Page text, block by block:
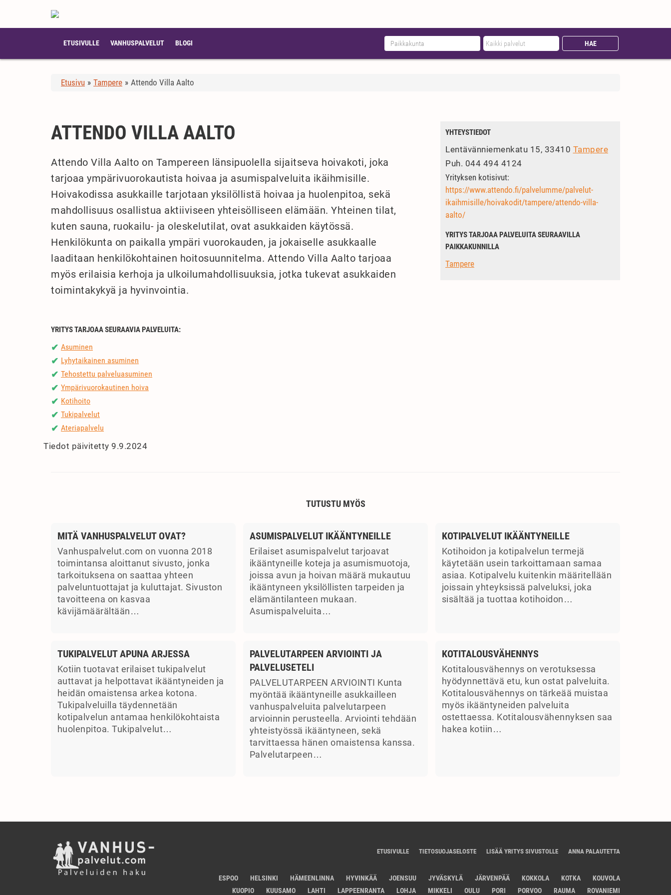
ETUSIVULLE VANHUSPALVELUT BLOGI
Etusivu » Tampere » Attendo Villa Aalto
ATTENDO VILLA AALTO
Attendo Villa Aalto on Tampereen länsipuolella sijaitseva hoivakoti, joka
tarjoaa ympärivuorokautista hoivaa ja asumispalveluita ikäihmisille.
Hoivakodissa asukkaille tarjotaan yksilöllistä hoivaa ja huolenpitoa, sekä
mahdollisuus osallistua aktiiviseen yhteisölliseen elämään. Yhteinen tilat,
kuten sauna, ruokailu- ja oleskelutilat, ovat asukkaiden käytössä.
Henkilökunta on paikalla ympäri vuorokauden, ja jokaiselle asukkaalle
laaditaan henkilökohtainen hoitosuunnitelma. Attendo Villa Aalto tarjoaa
myös erilaisia kerhoja ja ulkoilumahdollisuuksia, jotka tukevat asukkaiden
toimintakykyä ja hyvinvointia.
YRITYS TARJOAA SEURAAVIA PALVELUITA:
✔ Asuminen
✔ Lyhytaikainen asuminen
✔ Tehostettu palveluasuminen
✔ Ympärivuorokautinen hoiva
✔ Kotihoito
✔ Tukipalvelut
✔ Ateriapalvelu
Tiedot päivitetty 9.9.2024
YHTEYSTIEDOT
Lentävänniemenkatu 15, 33410 Tampere
Puh. 044 494 4124
Yrityksen kotisivut:
https://www.attendo.fi/palvelumme/palvelut-
ikaihmisille/hoivakodit/tampere/attendo-villa-
aalto/
YRITYS TARJOAA PALVELUITA SEURAAVILLA
PAIKKAKUNNILLA
Tampere
TUTUSTU MYÖS
MITÄ VANHUSPALVELUT OVAT?
Vanhuspalvelut.com on vuonna 2018
toimintansa aloittanut sivusto, jonka
tarkoituksena on saattaa yhteen
palveluntuottajat ja kuluttajat. Sivuston
tavoitteena on kasvaa
kävijämäärältään…
ASUMISPALVELUT IKÄÄNTYNEILLE
Erilaiset asumispalvelut tarjoavat
ikääntyneille koteja ja asumismuotoja,
joissa avun ja hoivan määrä mukautuu
ikääntyneen yksilöllisten tarpeiden ja
elämäntilanteen mukaan.
Asumispalveluita…
KOTIPALVELUT IKÄÄNTYNEILLE
Kotihoidon ja kotipalvelun termejä
käytetään usein tarkoittamaan samaa
asiaa. Kotipalvelu kuitenkin määritellään
joissain yhteyksissä palveluksi, joka
sisältää ja tuottaa kotihoidon…
TUKIPALVELUT APUNA ARJESSA
Kotiin tuotavat erilaiset tukipalvelut
auttavat ja helpottavat ikääntyneiden ja
heidän omaistensa arkea kotona.
Tukipalveluilla täydennetään
kotipalvelun antamaa henkilökohtaista
huolenpitoa. Tukipalvelut…
PALVELUTARPEEN ARVIOINTI JA
PALVELUSETELI
PALVELUTARPEEN ARVIOINTI Kunta
myöntää ikääntyneille asukkailleen
vanhuspalveluita palvelutarpeen
arvioinnin perusteella. Arviointi tehdään
yhteistyössä ikääntyneen, sekä
tarvittaessa hänen omaistensa kanssa.
Palvelutarpeen…
KOTITALOUSVÄHENNYS
Kotitalousvähennys on verotuksessa
hyödynnettävä etu, kun ostat palveluita.
Kotitalousvähennys on tärkeää muistaa
myös ikääntyneiden palveluita
ostettaessa. Kotitalousvähennyksen saa
hakea kotiin…
ETUSIVULLE TIETOSUOJASELOSTE LISÄÄ YRITYS SIVUSTOLLE ANNA PALAUTETTA
ESPOO HELSINKI HÄMEENLINNA HYVINKÄÄ JOENSUU JYVÄSKYLÄ JÄRVENPÄÄ KOKKOLA KOTKA
KOUVOLA
KUOPIO
KUUSAMO LAHTI LAPPEENRANTA LOHJA MIKKELI OULU PORI PORVOO RAUMA ROVANIEMI